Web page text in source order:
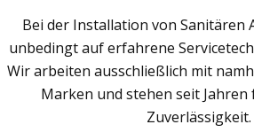
Bei der Installation von Sanitären
unbedingt auf erfahrene
Wir arbeiten ausschließlich mit
Marken und stehen seit
Zuverlässigkeit.